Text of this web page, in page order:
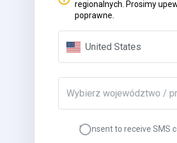
regionalnych. Prosimy
poprawne.
United States
Wybierz województwo /
I consent to receive SMS